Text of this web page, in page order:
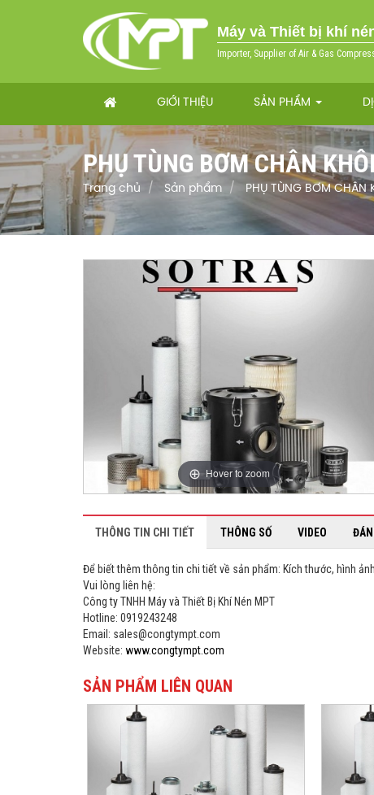
Máy và Thiết bị khí
Importer, Supplier of Air & Gas
GIỚI THIỆU SẢN PHẨM
PHỤ TÙNG BƠM CHÂN
Trang chủ Sản phẩm PHỤ TÙNG BƠM CHÂN
Hover to zoom
THÔNG TIN CHI TIẾT THÔNG SỐ VIDEO
Để biết thêm thông tin chi tiết về sản phẩm: Kích thước, hình
Vui lòng liên hệ:
Công ty TNHH Máy và Thiết Bị Khí Nén MPT
Hotline: 0919243248
Email: sales@congtympt.com
Website: www.congtympt.com
SẢN PHẨM LIÊN QUAN